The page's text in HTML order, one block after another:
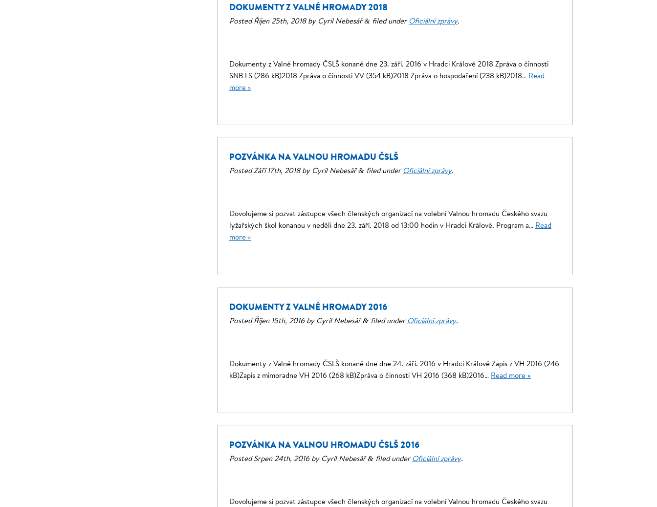
DOKUMENTY Z VALNÉ HROMADY 2018
PostedŘíjen 25th, 2018by Cyril Nebesář & filed under Oficiální zprávy.
Dokumenty z Valné hromady ČSLŠ konané dne 23. září. 2016 v Hradci Králové 2018 Zpráva o činnosti
SNB LS (286 kB)2018 Zpráva o činnosti VV (354 kB)2018 Zpráva o hospodaření (238 kB)2018… Read
more »
POZVÁNKA NA VALNOU HROMADU ČSLŠ
PostedZáří 17th, 2018by Cyril Nebesář & filed under Oficiální zprávy.
Dovolujeme si pozvat zástupce všech členských organizací na volební Valnou hromadu Českého svazu
lyžařských škol konanou v neděli dne 23. září. 2018 od 13:00 hodin v Hradci Králové. Program a… Read
more »
DOKUMENTY Z VALNÉ HROMADY 2016
PostedŘíjen 15th, 2016by Cyril Nebesář & filed under Oficiální zprávy.
Dokumenty z Valné hromady ČSLŠ konané dne dne 24. září. 2016 v Hradci Králové Zapis z VH 2016 (246
kB)Zapis z mimoradne VH 2016 (268 kB)Zpráva o činnosti VH 2016 (368 kB)2016… Read more »
POZVÁNKA NA VALNOU HROMADU ČSLŠ 2016
PostedSrpen 24th, 2016by Cyril Nebesář & filed under Oficiální zprávy.
Dovolujeme si pozvat zástupce všech členských organizací na volební Valnou hromadu Českého svazu